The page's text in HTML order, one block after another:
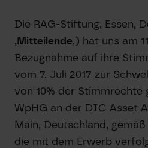
Die RAG-Stiftung, Essen,
‚Mitteilende‚) hat uns am
Bezugnahme auf ihre
vom 7. Juli 2017 zur
von 10% der Stimmrechte
WpHG an der DIC Asset
Main, Deutschland, gemäß
die mit dem Erwerb